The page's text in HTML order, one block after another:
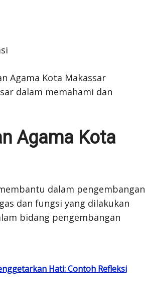
Agama Kota Makassar
dalam memahami dan
Agama Kota
dalam pengembangan
dan fungsi yang dilakukan
bidang pengembangan
Hati: Contoh Refleksi